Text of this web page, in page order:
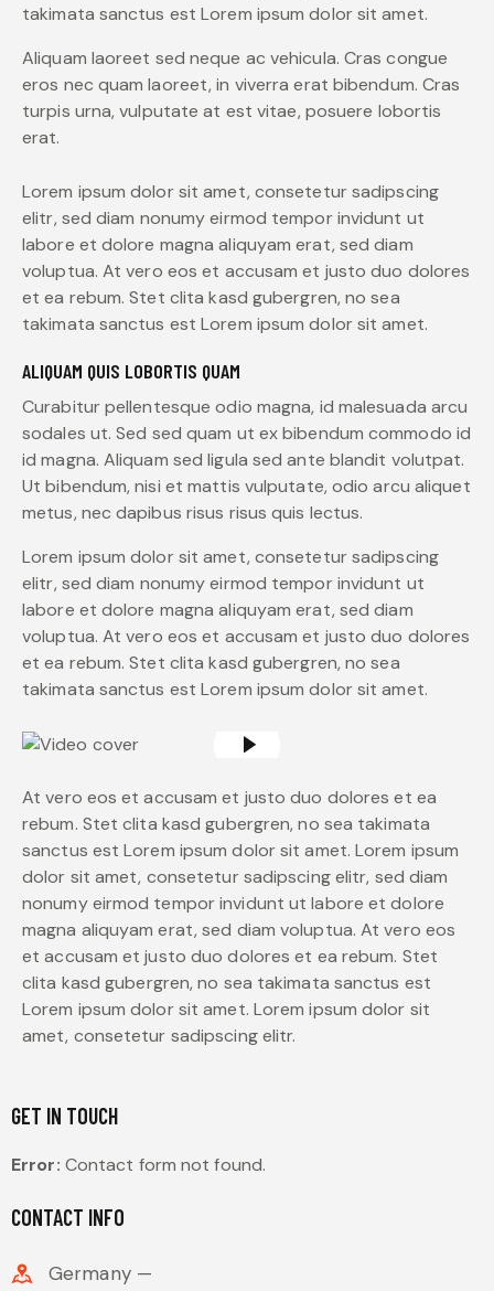
takimata sanctus est Lorem ipsum dolor sit amet.
Aliquam laoreet sed neque ac vehicula. Cras congue
eros nec quam laoreet, in viverra erat bibendum. Cras
turpis urna, vulputate at est vitae, posuere lobortis
erat.
Lorem ipsum dolor sit amet, consetetur sadipscing
elitr, sed diam nonumy eirmod tempor invidunt ut
labore et dolore magna aliquyam erat, sed diam
voluptua. At vero eos et accusam et justo duo dolores
et ea rebum. Stet clita kasd gubergren, no sea
takimata sanctus est Lorem ipsum dolor sit amet.
ALIQUAM QUIS LOBORTIS QUAM
Curabitur pellentesque odio magna, id malesuada arcu
sodales ut. Sed sed quam ut ex bibendum commodo id
id magna. Aliquam sed ligula sed ante blandit volutpat.
Ut bibendum, nisi et mattis vulputate, odio arcu aliquet
metus, nec dapibus risus risus quis lectus.
Lorem ipsum dolor sit amet, consetetur sadipscing
elitr, sed diam nonumy eirmod tempor invidunt ut
labore et dolore magna aliquyam erat, sed diam
voluptua. At vero eos et accusam et justo duo dolores
et ea rebum. Stet clita kasd gubergren, no sea
takimata sanctus est Lorem ipsum dolor sit amet.
At vero eos et accusam et justo duo dolores et ea
rebum. Stet clita kasd gubergren, no sea takimata
sanctus est Lorem ipsum dolor sit amet. Lorem ipsum
dolor sit amet, consetetur sadipscing elitr, sed diam
nonumy eirmod tempor invidunt ut labore et dolore
magna aliquyam erat, sed diam voluptua. At vero eos
et accusam et justo duo dolores et ea rebum. Stet
clita kasd gubergren, no sea takimata sanctus est
Lorem ipsum dolor sit amet. Lorem ipsum dolor sit
amet, consetetur sadipscing elitr.
GET IN TOUCH
Error: Contact form not found.
CONTACT INFO
Germany —